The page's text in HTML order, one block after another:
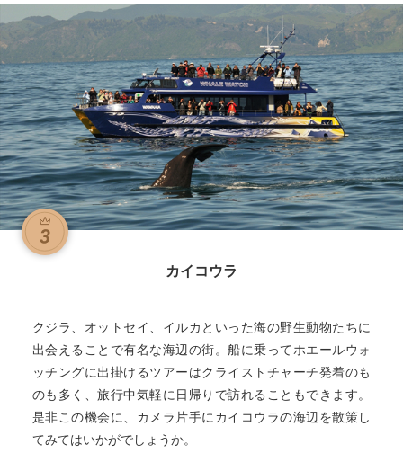
カイコウラ
クジラ、オットセイ、イルカといった海の野生動物たちに
出会えることで有名な海辺の街。船に乗ってホエールウォ
ッチングに出掛けるツアーはクライストチャーチ発着のも
のも多く、旅行中気軽に日帰りで訪れることもできます。
是非この機会に、カメラ片手にカイコウラの海辺を散策し
てみてはいかがでしょうか。